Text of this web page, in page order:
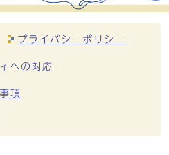
プライバシーポリシー
への対応
項